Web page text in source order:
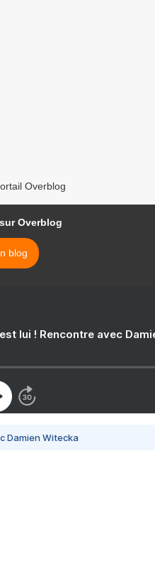
Overblog
Overblog
blog
lui ! Rencontre avec
Damien Witecka